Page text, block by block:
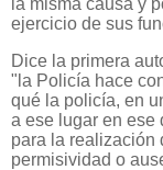
la misma causa y
ejercicio de sus
Dice la primera
"la Policía hace
qué la policía, en
a ese lugar en ese
para la realización
permisividad o